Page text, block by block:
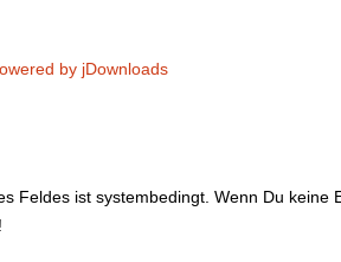
by jDownloads
Feldes ist systembedingt. Wenn Du keine